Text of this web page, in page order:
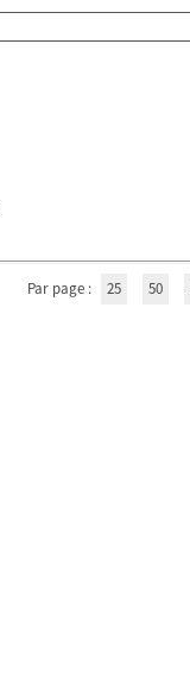
Par page : 25 50